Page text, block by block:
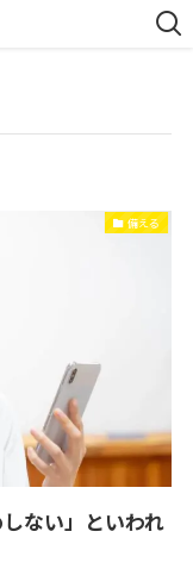
備える
ない」といわれ